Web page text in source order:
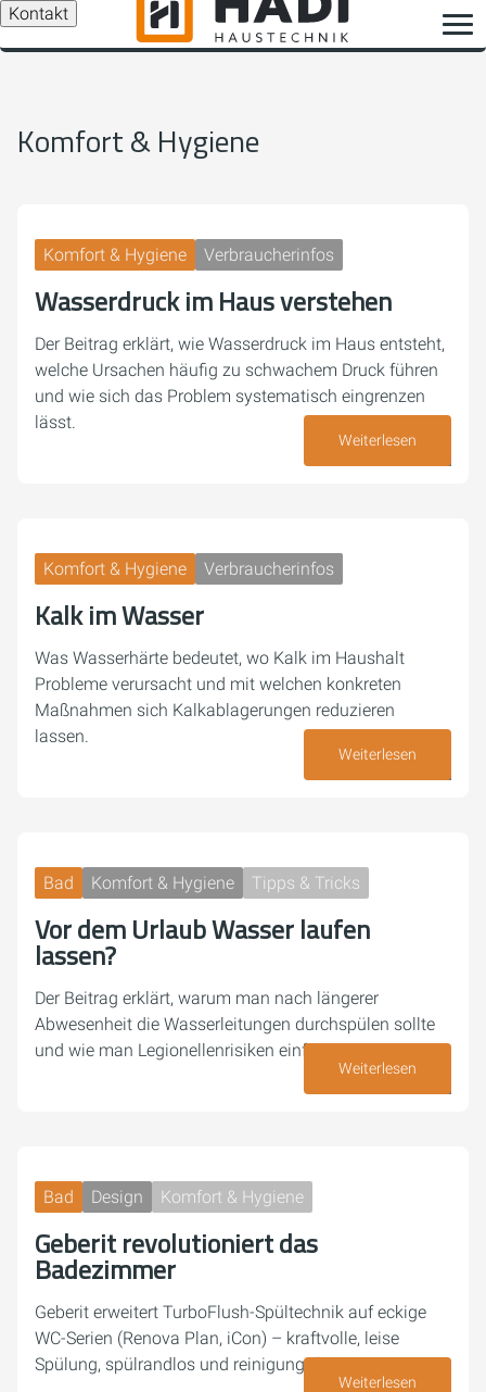
Kontakt
Komfort & Hygiene
Komfort & Hygiene Verbraucherinfos
Wasserdruck im Haus verstehen
Der Beitrag erklärt, wie Wasserdruck im Haus entsteht,
welche Ursachen häufig zu schwachem Druck führen
und wie sich das Problem systematisch eingrenzen
lässt.
Weiterlesen
Komfort & Hygiene Verbraucherinfos
Kalk im Wasser
Was Wasserhärte bedeutet, wo Kalk im Haushalt
Probleme verursacht und mit welchen konkreten
Maßnahmen sich Kalkablagerungen reduzieren
lassen.
Weiterlesen
Bad Komfort & Hygiene Tipps & Tricks
Vor dem Urlaub Wasser laufen
lassen?
Der Beitrag erklärt, warum man nach längerer
Abwesenheit die Wasserleitungen durchspülen sollte
und wie man Legionellenrisiken einfach reduziert.
Weiterlesen
Bad Design Komfort & Hygiene
Geberit revolutioniert das
Badezimmer
Geberit erweitert TurboFlush-Spültechnik auf eckige
WC-Serien (Renova Plan, iCon) – kraftvolle, leise
Spülung, spülrandlos und reinigungsfreundlich
Weiterlesen